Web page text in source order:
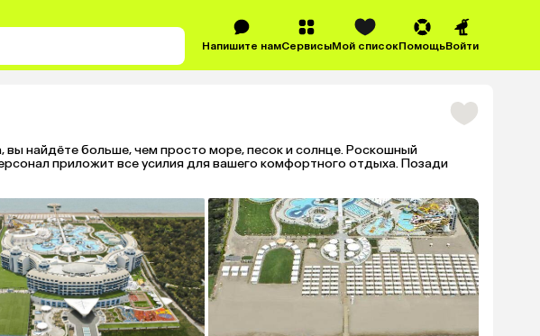
Напишите намСервисыМой списокПомощьВойти
найдёте больше, чем просто море, песок и солнце. Роскошный
приложит все усилия для вашего комфортного отдыха. Позади